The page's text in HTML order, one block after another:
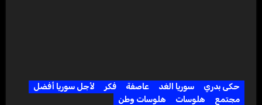
حكى بدري سوريا الغد عاصفة فكر
لأجل سوريا أفضل
مجتمع
هلوسات هلوسات وطن